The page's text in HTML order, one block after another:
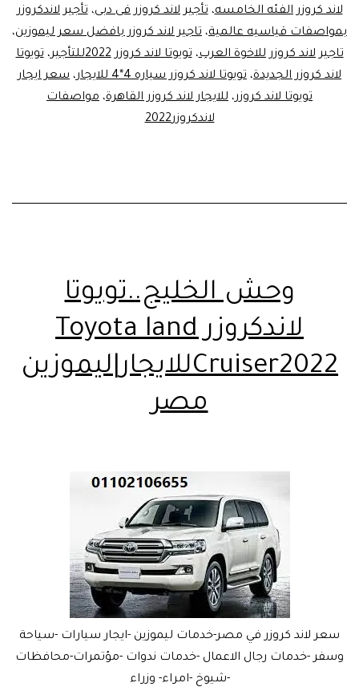
لاند كروزر الفئه الخامسه،تأجير لاند كروزر فى دبى،تأجير لاندكروزر
بمواصفات قياسيه عالمية، تاجير لاند كروزر بافضل سعر ليموزين،
تاجير لاند كروزر للاخوة العرب،تويوتا لاند كروزر 2022للتأجير ،تويوتا
لاند كروزر الجديدة، تويوتا لاند كروزر سياره 4*4 للايجار ، سعر ايجار
تويوتا لاند كروزر، للايجار لاند كروزر القاهرة، مواصفات
لاندكروزر2022
وحش الخليج..تويوتا
لاندكروزر Toyota land
Cruiser2022للايجار|ليموزين
مصر
سعر لاند كروزر في مصر-خدمات ليموزين -ايجار سيارات -سياحة
وسفر -خدمات رجال الاعمال -خدمات ندوات -مؤتمرات-محافظات
-شيوخ -امراء- وزراء